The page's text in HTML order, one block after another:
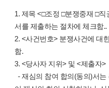
1. 제목 <□조정 □분쟁중재 □
서를 제출하는 절차에 체크함..
2. <사건번호> 분쟁사건에 대
함.
3. <당사자 지위> 및 <제출자>
- 재심의 참여 합의(동의)서는